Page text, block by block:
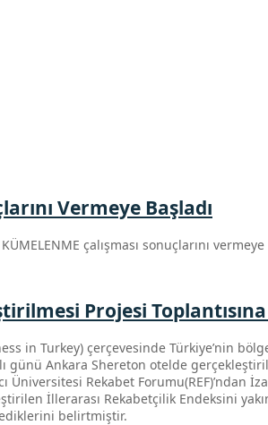
Vermeye Başladı
çalışması sonuçlarını vermeye
Projesi Toplantısına
in Turkey) çerçevesinde Türkiye’nin
ı günü Ankara Shereton otelde
Üniversitesi Rekabet Forumu(REF)’ndan
İllerarası Rekabetçilik Endeksini
belirtmiştir.